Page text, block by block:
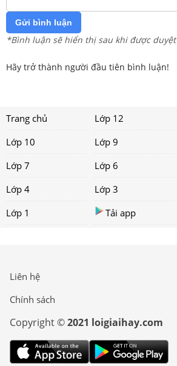
Gửi bình luận
*Bình luận sẽ hiển thị sau khi được duyệt
Hãy trở thành người đầu tiên bình luận!
Trang chủ Lớp 12
Lớp 10
Lớp 9
Lớp 7
Lớp 6
Lớp 4
Lớp 3
Lớp 1
Tải app
Liên hệ
Chính sách
Copyright ©2021 loigiaihay.com